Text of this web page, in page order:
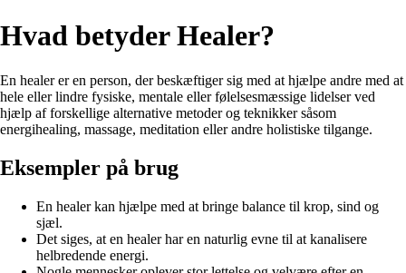
Hvad betyder Healer?
En healer er en person, der beskæftiger sig med at hjælpe andre med at
hele eller lindre fysiske, mentale eller følelsesmæssige lidelser ved
hjælp af forskellige alternative metoder og teknikker såsom
energihealing, massage, meditation eller andre holistiske tilgange.
Eksempler på brug
En healer kan hjælpe med at bringe balance til krop, sind og
sjæl.
Det siges, at en healer har en naturlig evne til at kanalisere
helbredende energi.